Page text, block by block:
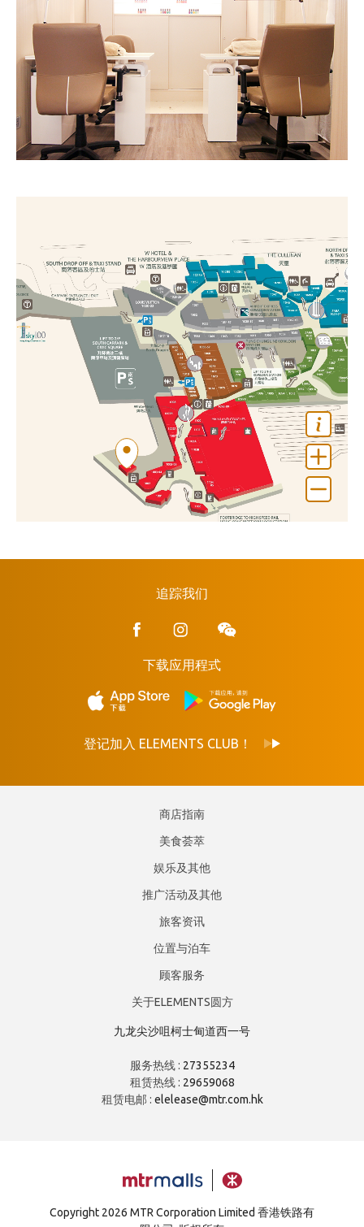
追踪我们
下载应用程式
登记加入 ELEMENTS CLUB！
商店指南
美食荟萃
娱乐及其他
推广活动及其他
旅客资讯
位置与泊车
顾客服务
关于ELEMENTS圆方
九龙尖沙咀柯士甸道西一号
服务热线 : 27355234
租赁热线 : 29659068
租赁电邮 : elelease@mtr.com.hk
Copyright 2026 MTR Corporation Limited 香港铁路有